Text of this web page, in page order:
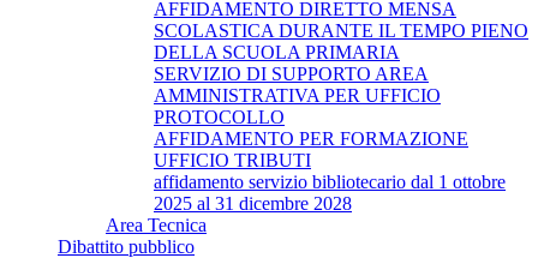
AFFIDAMENTO DIRETTO MENSA
SCOLASTICA DURANTE IL TEMPO PIENO
DELLA SCUOLA PRIMARIA
SERVIZIO DI SUPPORTO AREA
AMMINISTRATIVA PER UFFICIO
PROTOCOLLO
AFFIDAMENTO PER FORMAZIONE
UFFICIO TRIBUTI
affidamento servizio bibliotecario dal 1 ottobre
2025 al 31 dicembre 2028
Area Tecnica
Dibattito pubblico